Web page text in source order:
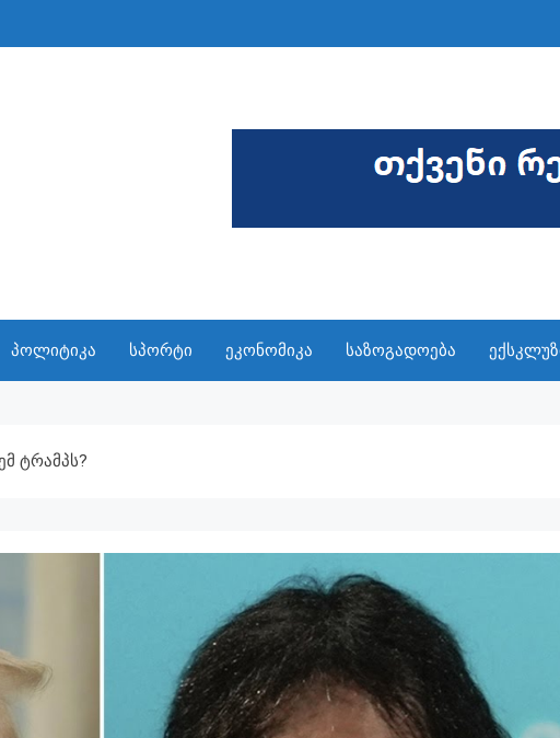
პოლიტიკა სპორტი ეკონომიკა საზოგადოება
Ტრამპს?